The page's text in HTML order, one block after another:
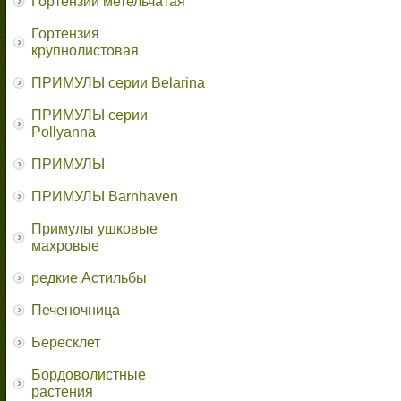
Гортензия
крупнолистовая
ПРИМУЛЫ серии Belarina
ПРИМУЛЫ серии
Pollyanna
ПРИМУЛЫ
ПРИМУЛЫ Barnhaven
Примулы ушковые
махровые
редкие Астильбы
Печеночница
Бересклет
Бордоволистные
растения